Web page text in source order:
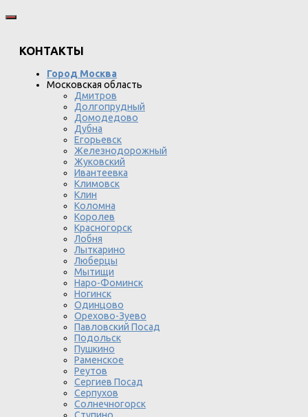
КОНТАКТЫ
Город Москва
Московская область
Дмитров
Долгопрудный
Домодедово
Дубна
Егорьевск
Железнодорожный
Жуковский
Ивантеевка
Климовск
Клин
Коломна
Королев
Красногорск
Лобня
Лыткарино
Люберцы
Мытищи
Наро-Фоминск
Ногинск
Одинцово
Орехово-Зуево
Павловский Посад
Подольск
Пушкино
Раменское
Реутов
Сергиев Посад
Серпухов
Солнечногорск